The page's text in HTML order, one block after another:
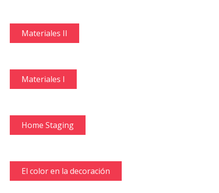
Materiales II
Materiales I
Home Staging
El color en la decoración